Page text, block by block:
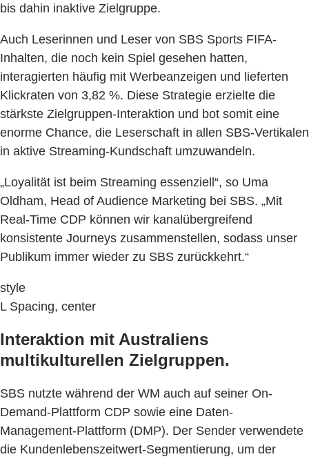
bis dahin inaktive Zielgruppe.
Auch Leserinnen und Leser von SBS Sports FIFA-
Inhalten, die noch kein Spiel gesehen hatten,
interagierten häufig mit Werbeanzeigen und lieferten
Klickraten von 3,82 %. Diese Strategie erzielte die
stärkste Zielgruppen-Interaktion und bot somit eine
enorme Chance, die Leserschaft in allen SBS-Vertikalen
in aktive Streaming-Kundschaft umzuwandeln.
„Loyalität ist beim Streaming essenziell“, so Uma
Oldham, Head of Audience Marketing bei SBS. „Mit
Real-Time CDP können wir kanalübergreifend
konsistente Journeys zusammenstellen, sodass unser
Publikum immer wieder zu SBS zurückkehrt.“
style
L Spacing, center
Interaktion mit Australiens
multikulturellen Zielgruppen.
SBS nutzte während der WM auch auf seiner On-
Demand-Plattform CDP sowie eine Daten-
Management-Plattform (DMP). Der Sender verwendete
die Kundenlebenszeitwert-Segmentierung, um der